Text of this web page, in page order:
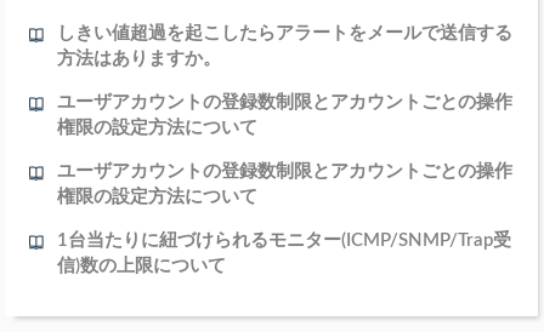
しきい値超過を起こしたらアラートをメールで送信する
方法はありますか。
ユーザアカウントの登録数制限とアカウントごとの操作
権限の設定方法について
ユーザアカウントの登録数制限とアカウントごとの操作
権限の設定方法について
1台当たりに紐づけられるモニター(ICMP/SNMP/Trap受
信)数の上限について